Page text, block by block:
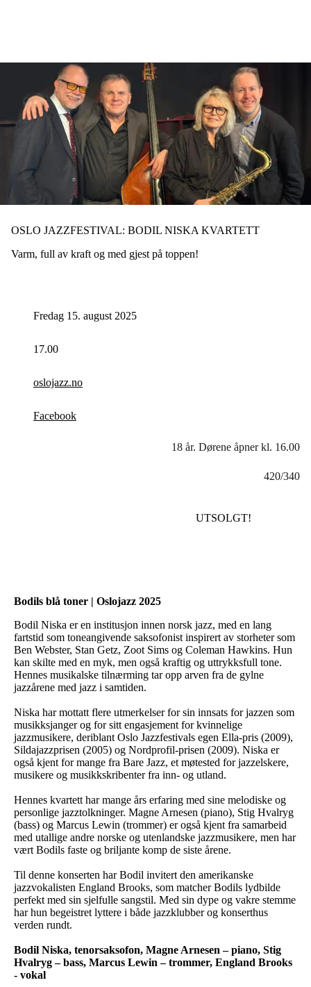
OSLO JAZZFESTIVAL: BODIL NISKA KVARTETT
Varm, full av kraft og med gjest på toppen!
Fredag 15. august 2025
17.00
oslojazz.no
Facebook
18 år. Dørene åpner kl. 16.00
420/340
UTSOLGT!
Bodils blå toner | Oslojazz 2025
Bodil Niska er en institusjon innen norsk jazz, med en lang
fartstid som toneangivende saksofonist inspirert av storheter som
Ben Webster, Stan Getz, Zoot Sims og Coleman Hawkins. Hun
kan skilte med en myk, men også kraftig og uttrykksfull tone.
Hennes musikalske tilnærming tar opp arven fra de gylne
jazzårene med jazz i samtiden.
Niska har mottatt flere utmerkelser for sin innsats for jazzen som
musikksjanger og for sitt engasjement for kvinnelige
jazzmusikere, deriblant Oslo Jazzfestivals egen Ella-pris (2009),
Sildajazzprisen (2005) og Nordprofil-prisen (2009). Niska er
også kjent for mange fra Bare Jazz, et møtested for jazzelskere,
musikere og musikkskribenter fra inn- og utland.
Hennes kvartett har mange års erfaring med sine melodiske og
personlige jazztolkninger. Magne Arnesen (piano), Stig Hvalryg
(bass) og Marcus Lewin (trommer) er også kjent fra samarbeid
med utallige andre norske og utenlandske jazzmusikere, men har
vært Bodils faste og briljante komp de siste årene.
Til denne konserten har Bodil invitert den amerikanske
jazzvokalisten England Brooks, som matcher Bodils lydbilde
perfekt med sin sjelfulle sangstil. Med sin dype og vakre stemme
har hun begeistret lyttere i både jazzklubber og konserthus
verden rundt.
Bodil Niska, tenorsaksofon, Magne Arnesen – piano, Stig
Hvalryg – bass, Marcus Lewin – trommer, England Brooks
- vokal